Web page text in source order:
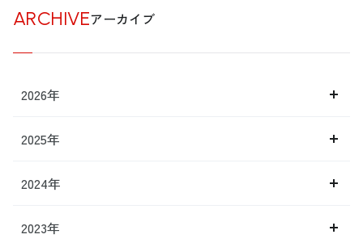
ARCHIVEアーカイブ
2026年
2025年
2024年
2023年